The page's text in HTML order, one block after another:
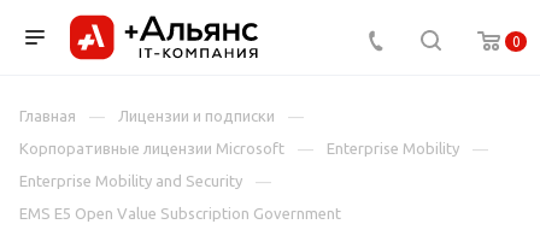
0
Главная
Лицензии и подписки
Корпоративные лицензии Microsoft
Enterprise Mobility
Enterprise Mobility and Security
EMS E5 Open Value Subscription Government